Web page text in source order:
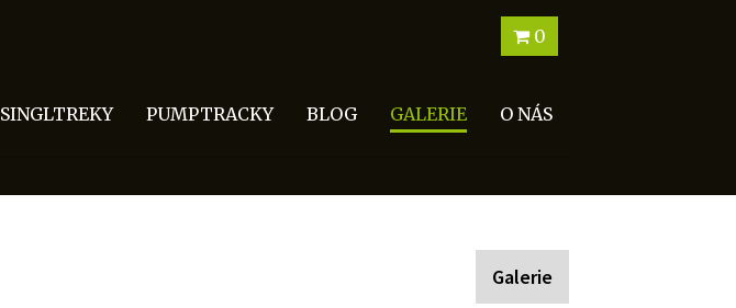
0
SINGLTREKY PUMPTRACKY BLOG GALERIE O NÁS
Galerie